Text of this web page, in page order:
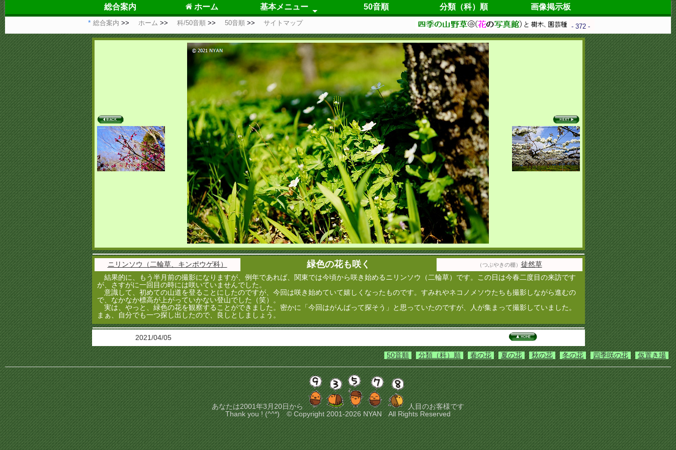
総合案内 ホーム 基本メニュー
春の花
夏の花
秋の花
冬の花
四季咲の花
仮置き場
自己紹介
更新履歴
50音順 分類（科）順 画像掲示板
総合案内 ホーム 科/50音順 50音順 サイトマップ
- 372 -
ニリンソウ（二輪草、キンポウゲ科） 緑色の花も咲く （つぶやきの棚） 徒然草
結果的に、もう半月前の撮影になりますが、例年であれば、関東では今頃から咲き始めるニリンソウ（二輪草）です。この日は今春二度目の来訪です
が、さすがに一回目の時には咲いていませんでした。
意識して、初めての山道を登ることにしたのですが、今回は咲き始めていて嬉しくなったものです。すみれやネコノメソウたちも撮影しながら進むの
で、なかなか標高が上がっていかない登山でした（笑）。
実は、やっと、緑色の花を観察することができました。密かに「今回はがんばって探そう」と思っていたのですが、人が集まって撮影していました。
まぁ、自分でも一つ探し出したので、良しとしましょう。
2021/04/05
仮置き場
四季咲の花
冬の花
秋の花
夏の花
春の花
分類（科）順
50音順
あなたは2001年3月20日から
人目のお客様です
Thank you ! (^^*) © Copyright 2001-2026 NYAN All Rights Reserved